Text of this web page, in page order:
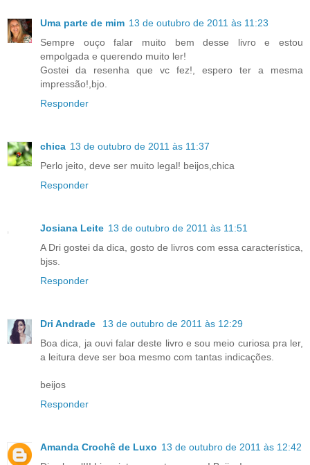
Uma parte de mim 13 de outubro de 2011 às 11:23
Sempre ouço falar muito bem desse livro e estou
empolgada e querendo muito ler!
Gostei da resenha que vc fez!, espero ter a mesma
impressão!,bjo.
Responder
chica 13 de outubro de 2011 às 11:37
Perlo jeito, deve ser muito legal! beijos,chica
Responder
Josiana Leite 13 de outubro de 2011 às 11:51
A Dri gostei da dica, gosto de livros com essa característica,
bjss.
Responder
Dri Andrade
13 de outubro de 2011 às 12:29
Boa dica, ja ouvi falar deste livro e sou meio curiosa pra ler,
a leitura deve ser boa mesmo com tantas indicações.
beijos
Responder
Amanda Crochê de Luxo 13 de outubro de 2011 às 12:42